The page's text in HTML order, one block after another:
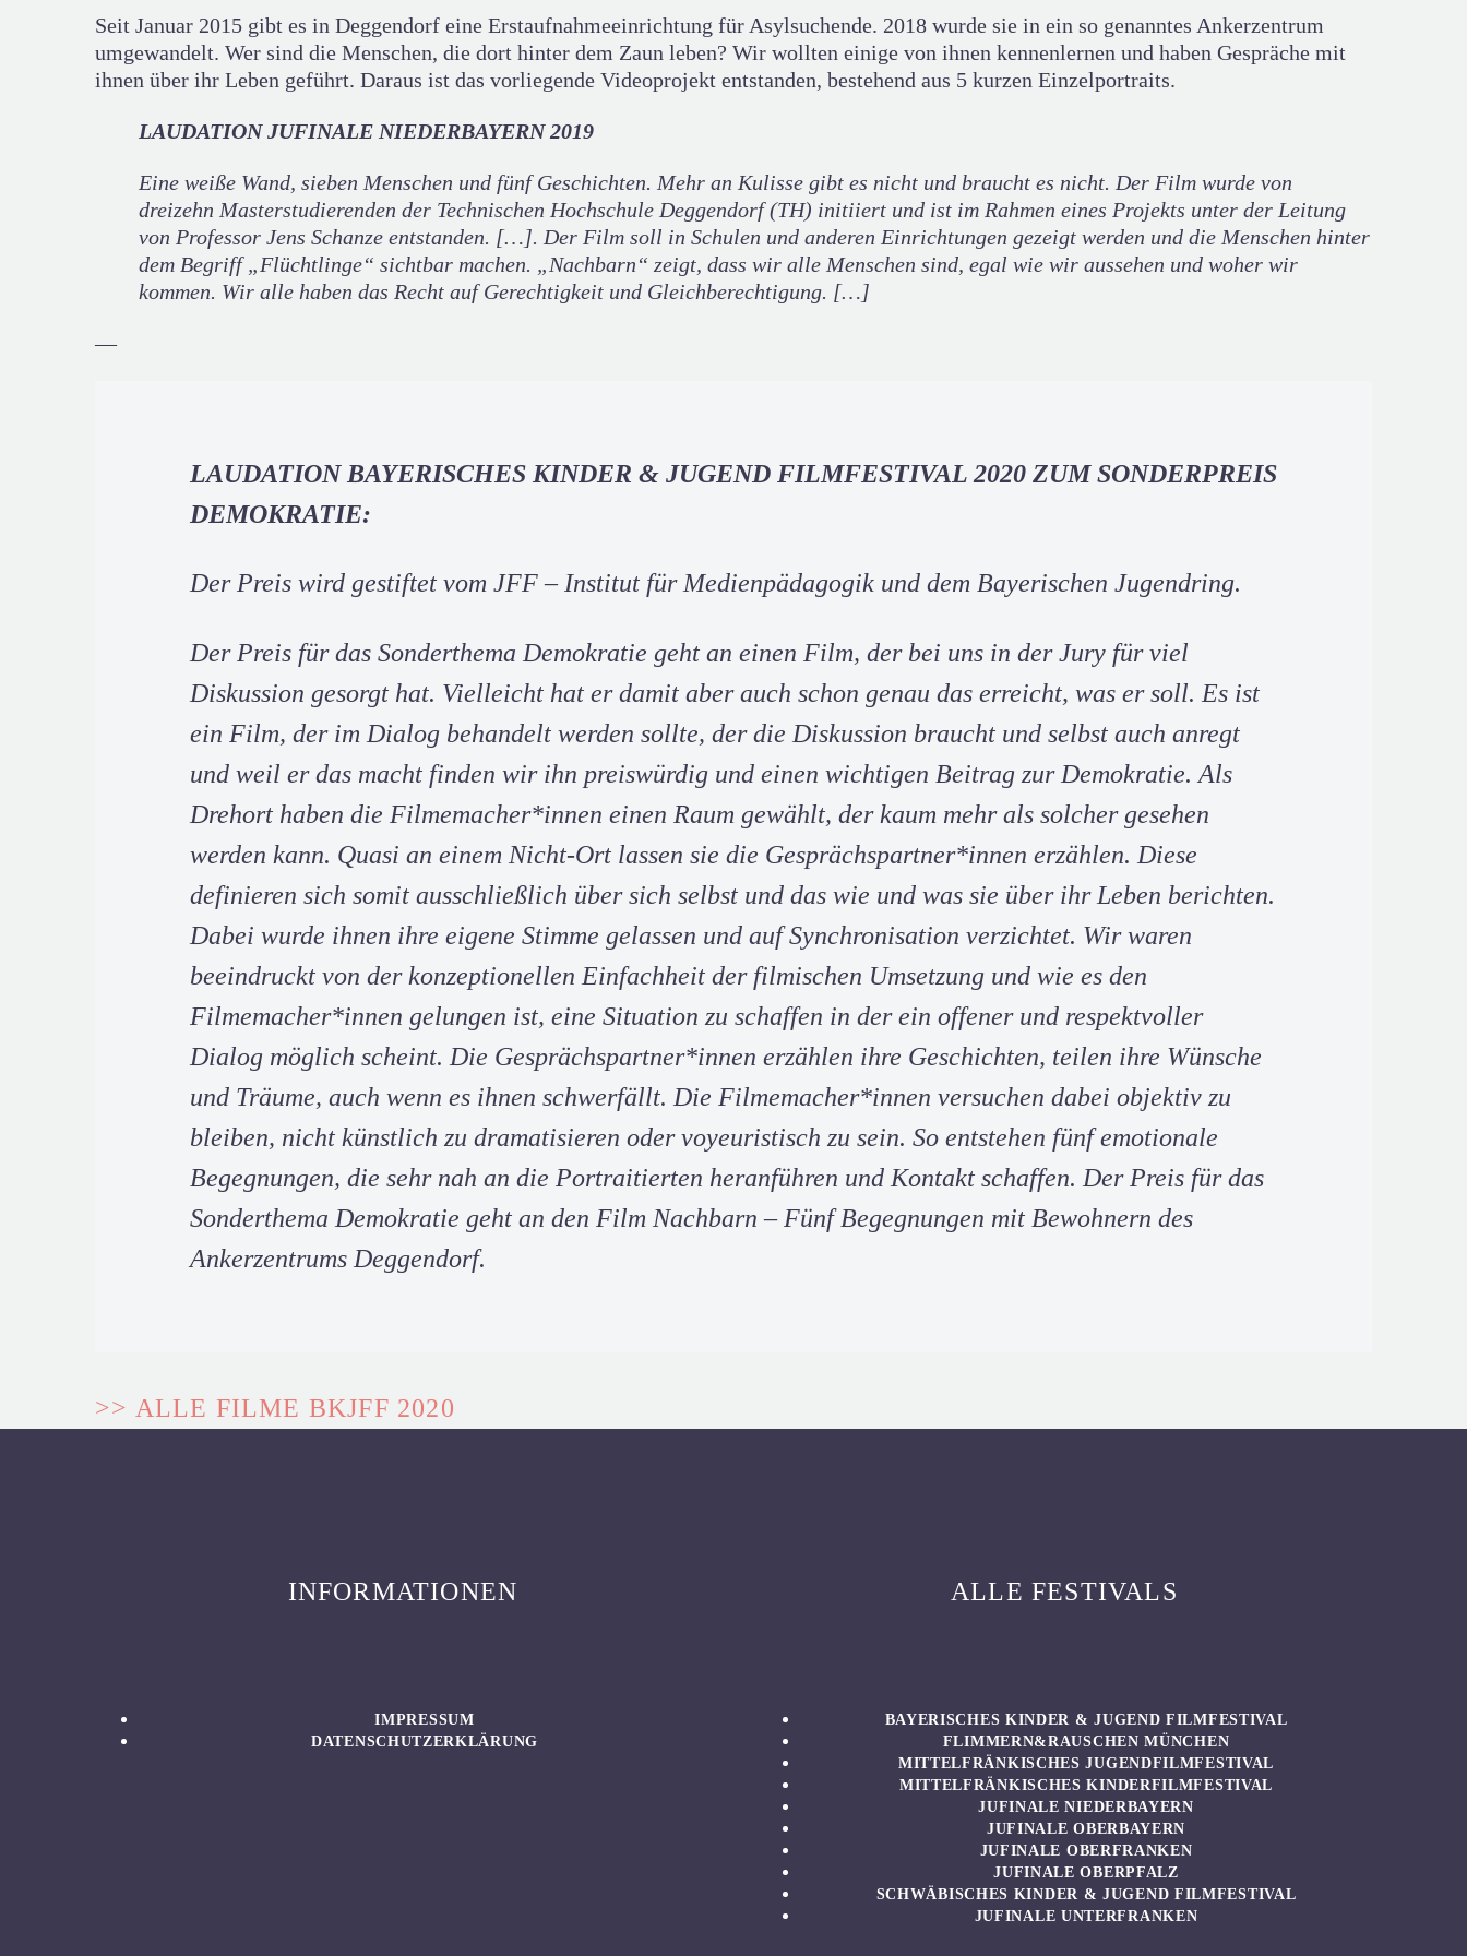
Seit Januar 2015 gibt es in Deggendorf eine Erstaufnahmeeinrichtung für Asylsuchende. 2018 wurde sie in ein so genanntes Ankerzentrum
umgewandelt. Wer sind die Menschen, die dort hinter dem Zaun leben? Wir wollten einige von ihnen kennenlernen und haben Gespräche mit
ihnen über ihr Leben geführt. Daraus ist das vorliegende Videoprojekt entstanden, bestehend aus 5 kurzen Einzelportraits.
LAUDATION JUFINALE NIEDERBAYERN 2019
Eine weiße Wand, sieben Menschen und fünf Geschichten. Mehr an Kulisse gibt es nicht und braucht es nicht. Der Film wurde von
dreizehn Masterstudierenden der Technischen Hochschule Deggendorf (TH) initiiert und ist im Rahmen eines Projekts unter der Leitung
von Professor Jens Schanze entstanden. […]. Der Film soll in Schulen und anderen Einrichtungen gezeigt werden und die Menschen hinter
dem Begriff „Flüchtlinge“ sichtbar machen. „Nachbarn“ zeigt, dass wir alle Menschen sind, egal wie wir aussehen und woher wir
kommen. Wir alle haben das Recht auf Gerechtigkeit und Gleichberechtigung. […]
—
LAUDATION BAYERISCHES KINDER & JUGEND FILMFESTIVAL 2020 ZUM SONDERPREIS
DEMOKRATIE:
Der Preis wird gestiftet vom JFF – Institut für Medienpädagogik und dem Bayerischen Jugendring.
Der Preis für das Sonderthema Demokratie geht an einen Film, der bei uns in der Jury für viel
Diskussion gesorgt hat. Vielleicht hat er damit aber auch schon genau das erreicht, was er soll. Es ist
ein Film, der im Dialog behandelt werden sollte, der die Diskussion braucht und selbst auch anregt
und weil er das macht finden wir ihn preiswürdig und einen wichtigen Beitrag zur Demokratie. Als
Drehort haben die Filmemacher*innen einen Raum gewählt, der kaum mehr als solcher gesehen
werden kann. Quasi an einem Nicht-Ort lassen sie die Gesprächspartner*innen erzählen. Diese
definieren sich somit ausschließlich über sich selbst und das wie und was sie über ihr Leben berichten.
Dabei wurde ihnen ihre eigene Stimme gelassen und auf Synchronisation verzichtet. Wir waren
beeindruckt von der konzeptionellen Einfachheit der filmischen Umsetzung und wie es den
Filmemacher*innen gelungen ist, eine Situation zu schaffen in der ein offener und respektvoller
Dialog möglich scheint. Die Gesprächspartner*innen erzählen ihre Geschichten, teilen ihre Wünsche
und Träume, auch wenn es ihnen schwerfällt. Die Filmemacher*innen versuchen dabei objektiv zu
bleiben, nicht künstlich zu dramatisieren oder voyeuristisch zu sein. So entstehen fünf emotionale
Begegnungen, die sehr nah an die Portraitierten heranführen und Kontakt schaffen. Der Preis für das
Sonderthema Demokratie geht an den Film Nachbarn – Fünf Begegnungen mit Bewohnern des
Ankerzentrums Deggendorf.
>> ALLE FILME BKJFF 2020
INFORMATIONEN
IMPRESSUM
DATENSCHUTZERKLÄRUNG
ALLE FESTIVALS
BAYERISCHES KINDER & JUGEND FILMFESTIVAL
FLIMMERN&RAUSCHEN MÜNCHEN
MITTELFRÄNKISCHES JUGENDFILMFESTIVAL
MITTELFRÄNKISCHES KINDERFILMFESTIVAL
JUFINALE NIEDERBAYERN
JUFINALE OBERBAYERN
JUFINALE OBERFRANKEN
JUFINALE OBERPFALZ
SCHWÄBISCHES KINDER & JUGEND FILMFESTIVAL
JUFINALE UNTERFRANKEN